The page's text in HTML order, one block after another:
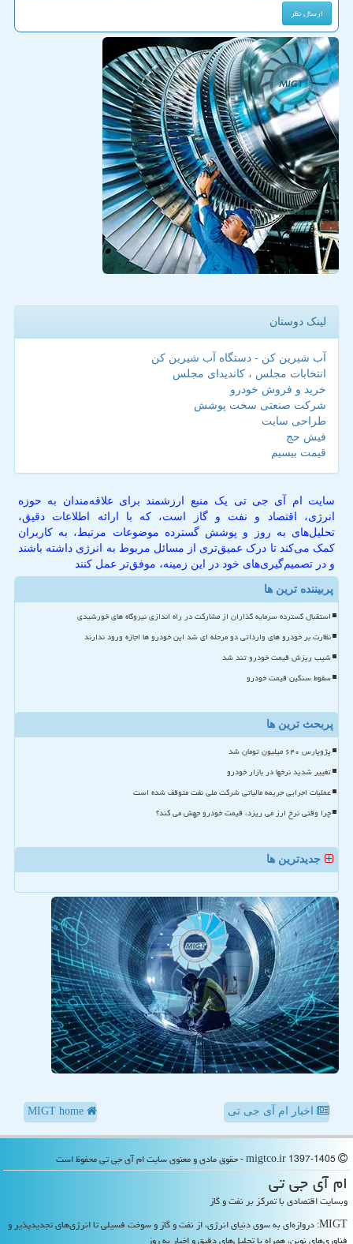
لینک دوستان
آب شیرین کن - دستگاه آب شیرین کن
انتخابات مجلس ، کاندیدای مجلس
خرید و فروش خودرو
شرکت صنعتی سخت پوشش
طراحی سایت
فیش حج
قیمت بیسیم
سایت ام آی جی تی یک منبع ارزشمند برای علاقه‌مندان به حوزه
انرژی، اقتصاد و نفت و گاز است، که با ارائه اطلاعات دقیق،
تحلیل‌های به روز و پوشش گسترده موضوعات مرتبط، به کاربران
کمک می‌کند تا درک عمیق‌تری از مسائل مربوط به انرژی داشته باشند
و در تصمیم‌گیری‌های خود در این زمینه، موفق‌تر عمل کنند
پربیننده ترین ها
استقبال گسترده سرمایه گذاران از مشارکت در راه اندازی نیروگاه های خورشیدی
نظارت بر خودرو های وارداتی دو مرحله ای شد این خودرو ها اجازه ورود ندارند
شیب ریزش قیمت خودرو تند شد
سقوط سنگین قیمت خودرو
پربحث ترین ها
پژوپارس ۶۴۰ میلیون تومان شد
تغییر شدید نرخها در بازار خودرو
عملیات اجرایی جریمه مالیاتی شرکت ملی نفت متوقف شده است
چرا وقتی نرخ ارز می ریزد، قیمت خودرو جهش می کند؟
جدیدترین ها
اخبار ام آی جی تی
ام آی جی تی
وبسایت اقتصادی با تمرکز بر نفت و گاز
MIGT: دروازه‌ای به سوی دنیای انرژی، از نفت و گاز و سوخت فسیلی تا انرژی‌های تجدیدپذیر و